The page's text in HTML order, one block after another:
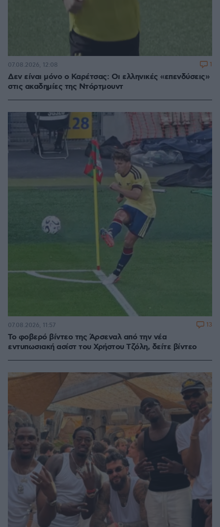
Δεν είναι μόνο ο Καρέτσας: Οι ελληνικές «επενδύσεις»
στις ακαδημίες της Ντόρτμουντ
07.08.2026, 12:08 1
Το φοβερό βίντεο της Άρσεναλ από την νέα
εντυπωσιακή ασίστ του Χρήστου Τζόλη, δείτε βίντεο
07.08.2026, 11:57 13